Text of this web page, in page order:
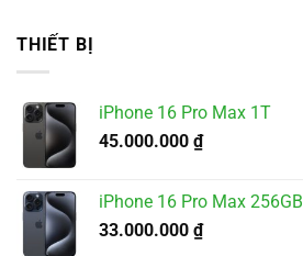
THIẾT BỊ
iPhone 16 Pro Max 1T
45.000.000 ₫
iPhone 16 Pro Max 256GB
33.000.000 ₫